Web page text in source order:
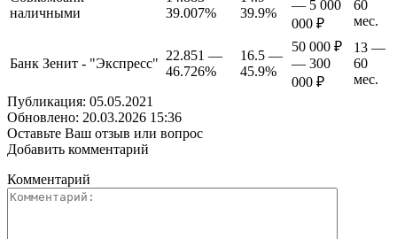
наличными
39.007%
39.9%
— 5 000
000 ₽
60
мес.
Банк Зенит - "Экспресс"
22.851 —
46.726%
16.5 —
45.9%
50 000 ₽
— 300
000 ₽
13 —
60
мес.
Публикация: 05.05.2021
Обновлено: 20.03.2026 15:36
Оставьте Ваш отзыв или вопрос
Добавить комментарий
Комментарий